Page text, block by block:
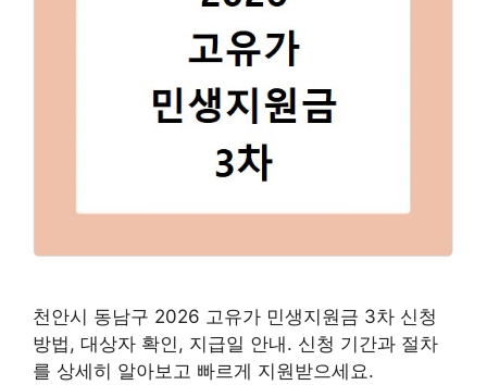
천안시 동남구 2026 고유가 민생지원금 3차 신청
방법, 대상자 확인, 지급일 안내. 신청 기간과 절차
를 상세히 알아보고 빠르게 지원받으세요.